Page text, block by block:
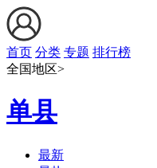
首页 分类 专题 排行榜
全国地区>
单县
最新